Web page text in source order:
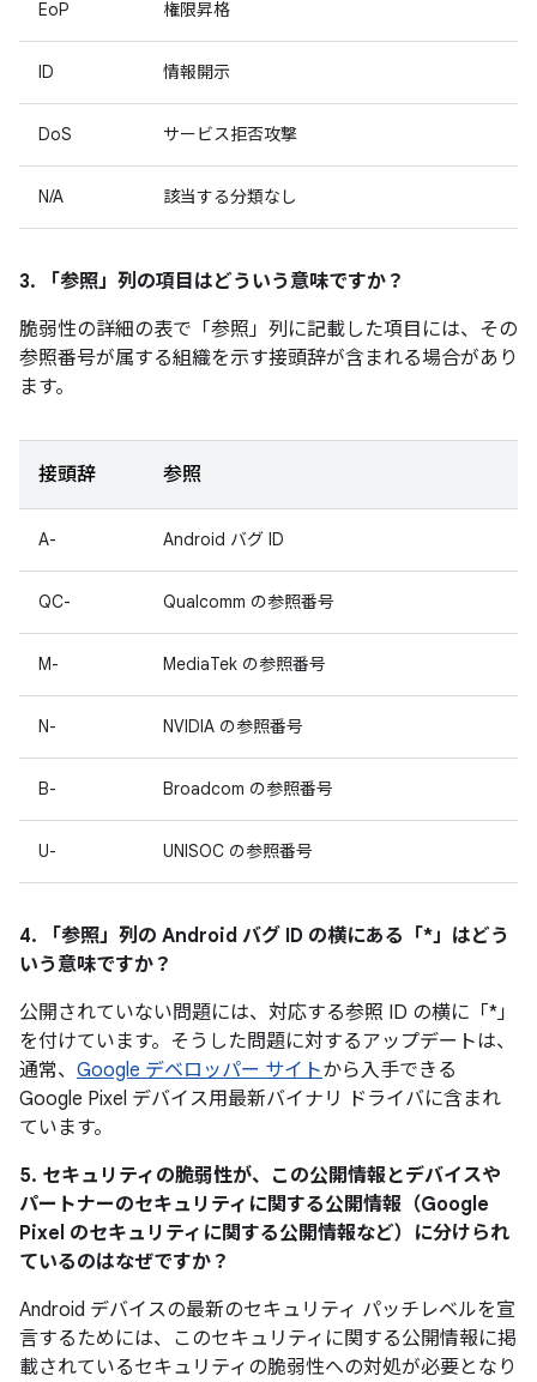
EoP 権限昇格
ID 情報開示
DoS サービス拒否攻撃
N/A 該当する分類なし
3. 「参照」 列の項目はどういう意味ですか？
脆弱性の詳細の表で「参照」 列に記載した項目には、その
参照番号が属する組織を示す接頭辞が含まれる場合があり
ます。
接頭辞 参照
A- Android バグ ID
QC- Qualcomm の参照番号
M- MediaTek の参照番号
N- NVIDIA の参照番号
B- Broadcom の参照番号
U- UNISOC の参照番号
4. 「参照」 列の Android バグ ID の横にある「*」はどう
いう意味ですか？
公開されていない問題には、対応する参照 ID の横に「*」
を付けています。そうした問題に対するアップデートは、
通常、 Google デベロッパー サイトから入手できる
Google Pixel デバイス用最新バイナリ ドライバに含まれ
ています。
5. セキュリティの脆弱性が、この公開情報とデバイスや
パートナーのセキュリティに関する公開情報（Google
Pixel のセキュリティに関する公開情報など）に分けられ
ているのはなぜですか？
Android デバイスの最新のセキュリティ パッチレベルを宣
言するためには、このセキュリティに関する公開情報に掲
載されているセキュリティの脆弱性への対処が必要となり